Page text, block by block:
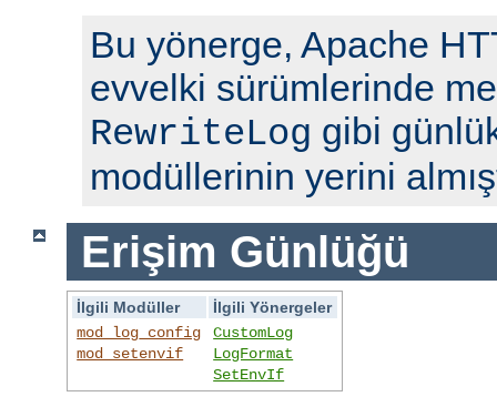
Bu yönerge, Apache
evvelki sürümlerinde
RewriteLog gibi
modüllerinin yerini
Erişim Günlüğü
İlgili Modüller
İlgili Yönergeler
mod_log_config
mod_setenvif
CustomLog
LogFormat
SetEnvIf